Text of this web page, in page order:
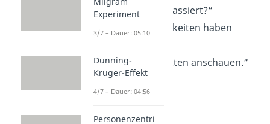
„Was genau ist passiert?“
„Welche Möglichkeiten haben
„Lass uns die Fakten anschauen.“
Experiment
3/7 – Dauer: 05:10
Dunning-
Kruger-Effekt
4/7 – Dauer: 04:56
Personenzentri